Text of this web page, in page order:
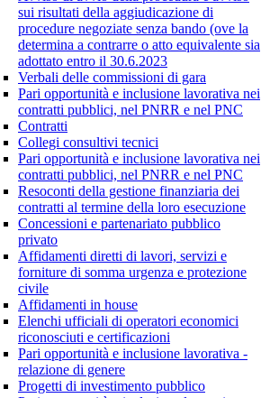
sui risultati della aggiudicazione di
procedure negoziate senza bando (ove la
determina a contrarre o atto equivalente sia
adottato entro il 30.6.2023
Verbali delle commissioni di gara
Pari opportunità e inclusione lavorativa nei
contratti pubblici, nel PNRR e nel PNC
Contratti
Collegi consultivi tecnici
Pari opportunità e inclusione lavorativa nei
contratti pubblici, nel PNRR e nel PNC
Resoconti della gestione finanziaria dei
contratti al termine della loro esecuzione
Concessioni e partenariato pubblico
privato
Affidamenti diretti di lavori, servizi e
forniture di somma urgenza e protezione
civile
Affidamenti in house
Elenchi ufficiali di operatori economici
riconosciuti e certificazioni
Pari opportunità e inclusione lavorativa -
relazione di genere
Progetti di investimento pubblico